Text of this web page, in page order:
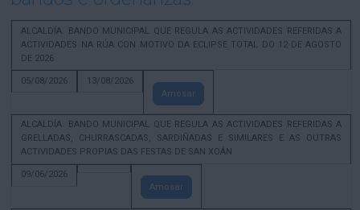
ALCALDÍA. BANDO MUNICIPAL QUE REGULA AS ACTIVIDADES REFERIDAS A
ACTIVIDADES NA RÚA CON MOTIVO DA ECLIPSE TOTAL DO 12 DE AGOSTO
DE 2026
05/08/2026
13/08/2026
Amosar
ALCALDÍA. BANDO MUNICIPAL QUE REGULA AS ACTIVIDADES REFERIDAS A
GRELLADAS, CHURRASCADAS, SARDIÑADAS E SIMILARES E AS OUTRAS
ACTIVIDADES PROPIAS DAS FESTAS DE SAN XOÁN
09/06/2026
Amosar